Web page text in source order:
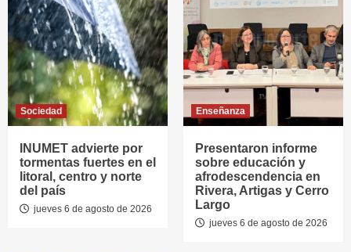
Sociedad
INUMET advierte por
tormentas fuertes en el
litoral, centro y norte
del país
jueves 6 de agosto de 2026
Enseñanza
Presentaron informe
sobre educación y
afrodescendencia en
Rivera, Artigas y Cerro
Largo
jueves 6 de agosto de 2026